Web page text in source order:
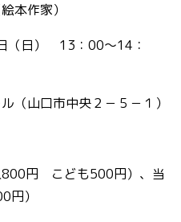
本作家）
日） 13：00～14：
山口市中央２－５－１）
円 こども500円）、当
円）